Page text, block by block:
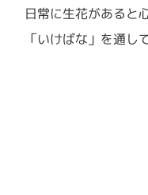
日常に生花があると
「いけばな」を通